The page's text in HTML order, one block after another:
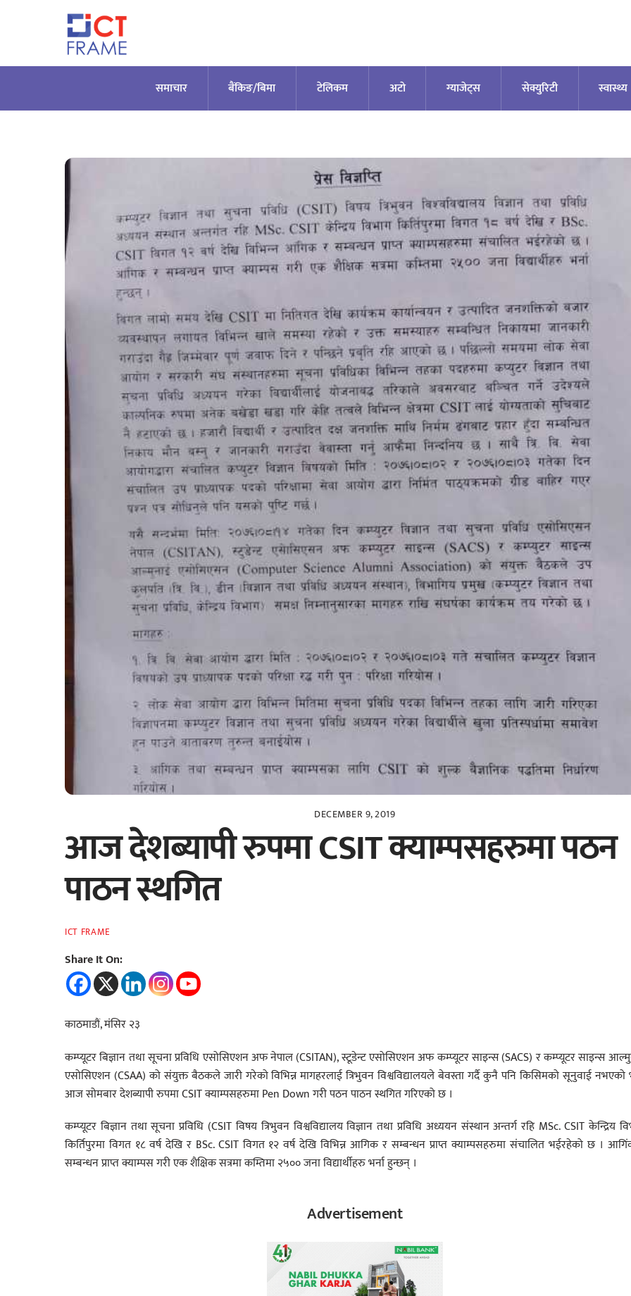
समाचार बैंकिङ/बिमा टेलिकम अटाे ग्याजेट्स सेक्युरिटी स्वास्थ्य
DECEMBER 9, 2019
आज देशब्यापी रुपमा CSIT क्याम्पसहरुमा पठन
पाठन स्थगित
ICT FRAME
Share It On:
काठमाडौं, मंसिर २३
कम्प्यूटर बिज्ञान तथा सूचना प्रविधि एसोसिएशन अफ नेपाल (CSITAN), स्टूडेन्ट एसोसिएशन अफ कम्प्यूटर साइन्स (SACS) र कम्प्यूटर साइन्स
एसोसिएशन (CSAA) को संयुक्त बैठकले जारी गरेको विभिन्न मागहरलाई त्रिभुवन विश्वविद्यालयले बेवस्ता गर्दै कुनै पनि किसिमको सूनुवाई नभएको
आज सोमबार देशब्यापी रुपमा CSIT क्याम्पसहरुमा Pen Down गरी पठन पाठन स्थगित गरिएको छ ।
कम्प्यूटर बिज्ञान तथा सूचना प्रविधि (CSIT विषय त्रिभुवन विश्वविद्यालय विज्ञान तथा प्रविधि अध्ययन संस्थान अन्तर्ग रहि MSc. CSIT केन्द्रिय
किर्तिपुरमा विगत १८ वर्ष देखि र BSc. CSIT विगत १२ वर्ष देखि विभिन्न आगिक र सम्बन्धन प्राप्त क्याम्पसहरुमा संचालित भईरहेको छ ।
सम्बन्धन प्राप्त क्याम्पस गरी एक शैक्षिक सत्रमा कम्तिमा २५०० जना विद्यार्थीहरु भर्ना हुन्छन् ।
Advertisement